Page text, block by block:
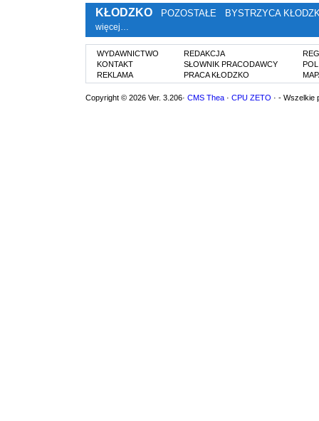
KŁODZKO POZOSTAŁE BYSTRZYCA
więcej…
WYDAWNICTWO
KONTAKT
REKLAMA
REDAKCJA
SŁOWNIK PRACODAWCY
PRACA KŁODZKO
Copyright © 2026 Ver. 3.206· CMS Thea · CPU ZETO · - Wszelkie